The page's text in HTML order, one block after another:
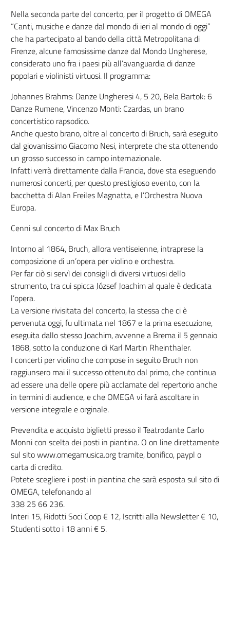
Nella seconda parte del concerto, per il progetto di OMEGA
“Canti, musiche e danze dal mondo di ieri al mondo di oggi”
che ha partecipato al bando della città Metropolitana di
Firenze, alcune famosissime danze dal Mondo Ungherese,
considerato uno fra i paesi più all’avanguardia di danze
popolari e violinisti virtuosi. Il programma:
Johannes Brahms: Danze Ungheresi 4, 5 20, Bela Bartok: 6
Danze Rumene, Vincenzo Monti: Czardas, un brano
concertistico rapsodico.
Anche questo brano, oltre al concerto di Bruch, sarà eseguito
dal giovanissimo Giacomo Nesi, interprete che sta ottenendo
un grosso successo in campo internazionale.
Infatti verrà direttamente dalla Francia, dove sta eseguendo
numerosi concerti, per questo prestigioso evento, con la
bacchetta di Alan Freiles Magnatta, e l’Orchestra Nuova
Europa.
Cenni sul concerto di Max Bruch
Intorno al 1864, Bruch, allora ventiseienne, intraprese la
composizione di un’opera per violino e orchestra.
Per far ciò si servì dei consigli di diversi virtuosi dello
strumento, tra cui spicca József Joachim al quale è dedicata
l’opera.
La versione rivisitata del concerto, la stessa che ci è
pervenuta oggi, fu ultimata nel 1867 e la prima esecuzione,
eseguita dallo stesso Joachim, avvenne a Brema il 5 gennaio
1868, sotto la conduzione di Karl Martin Rheinthaler.
I concerti per violino che compose in seguito Bruch non
raggiunsero mai il successo ottenuto dal primo, che continua
ad essere una delle opere più acclamate del repertorio anche
in termini di audience, e che OMEGA vi farà ascoltare in
versione integrale e orginale.
Prevendita e acquisto biglietti presso il Teatrodante Carlo
Monni con scelta dei posti in piantina. O on line direttamente
sul sito www.omegamusica.org tramite, bonifico, paypl o
carta di credito.
Potete scegliere i posti in piantina che sarà esposta sul sito di
OMEGA, telefonando al
338 25 66 236.
Interi 15, Ridotti Soci Coop € 12, Iscritti alla Newsletter € 10,
Studenti sotto i 18 anni € 5.